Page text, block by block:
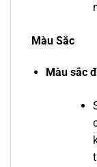
Màu Sắc
Màu sắc